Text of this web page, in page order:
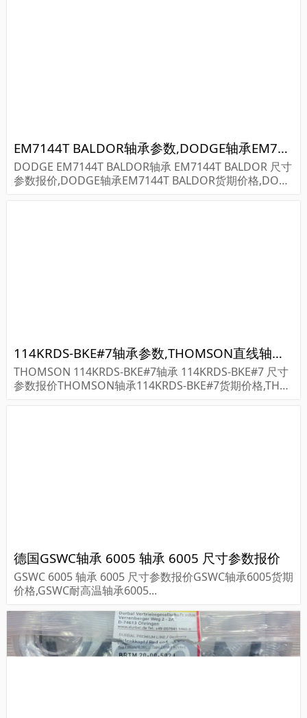
EM7144T BALDOR轴承参数,DODGE轴承EM7144T BALDOR重量
DODGE EM7144T BALDOR轴承 EM7144T BALDOR 尺寸
参数报价,DODGE轴承EM7144T BALDOR货期价格,DOD
114KRDS-BKE#7轴承参数,THOMSON直线轴承114KRDS-BKE#7重量
THOMSON 114KRDS-BKE#7轴承 114KRDS-BKE#7 尺寸
参数报价THOMSON轴承114KRDS-BKE#7货期价格,THO
德国GSWC轴承 6005 轴承 6005 尺寸参数报价
GSWC 6005 轴承 6005 尺寸参数报价GSWC轴承6005货期
价格,GSWC耐高温轴承6005...